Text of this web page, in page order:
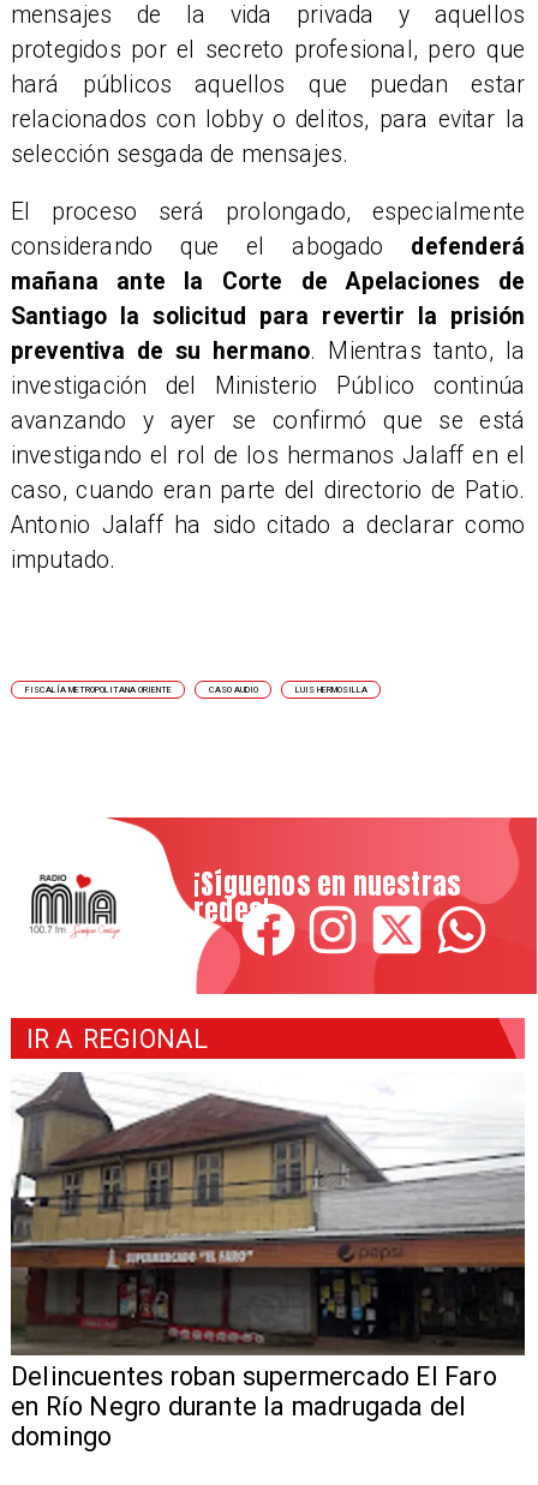
mensajes de la vida privada y aquellos
protegidos por el secreto profesional, pero que
hará públicos aquellos que puedan estar
relacionados con lobby o delitos, para evitar la
selección sesgada de mensajes.
El proceso será prolongado, especialmente
considerando que el abogado defenderá
mañana ante la Corte de Apelaciones de
Santiago la solicitud para revertir la prisión
preventiva de su hermano. Mientras tanto, la
investigación del Ministerio Público continúa
avanzando y ayer se confirmó que se está
investigando el rol de los hermanos Jalaff en el
caso, cuando eran parte del directorio de Patio.
Antonio Jalaff ha sido citado a declarar como
imputado.
FISCALÍA METROPOLITANA ORIENTE CASO AUDIO LUIS HERMOSILLA
¡Síguenos en nuestras
redes!
IR A REGIONAL
Delincuentes roban supermercado El Faro
en Río Negro durante la madrugada del
domingo